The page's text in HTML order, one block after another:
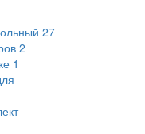
27
2
1